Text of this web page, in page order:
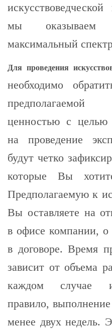
мы оказываем
максимальный
Для проведения
необходимо
ценностью с целью
на проведение
будут четко
которые Вы
Предполагаемую к
Вы оставляете на
в офисе компании, о
в договоре. Время
зависит от объема
каждом случае
правило,
менее двух недель.